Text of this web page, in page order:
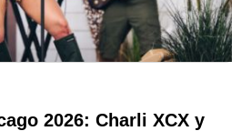
2026: Charli XCX y